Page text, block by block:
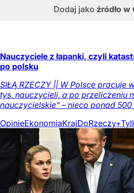
Dodaj jako źródło w
Nauczyciele z łapanki, czyli
po polsku
SIŁĄ RZECZY || W Polsce pracuje
tys. nauczycieli, a po przeliczeniu
nauczycielskie" – nieco ponad 500
OpinieEkonomiaKrajDoRzeczy+